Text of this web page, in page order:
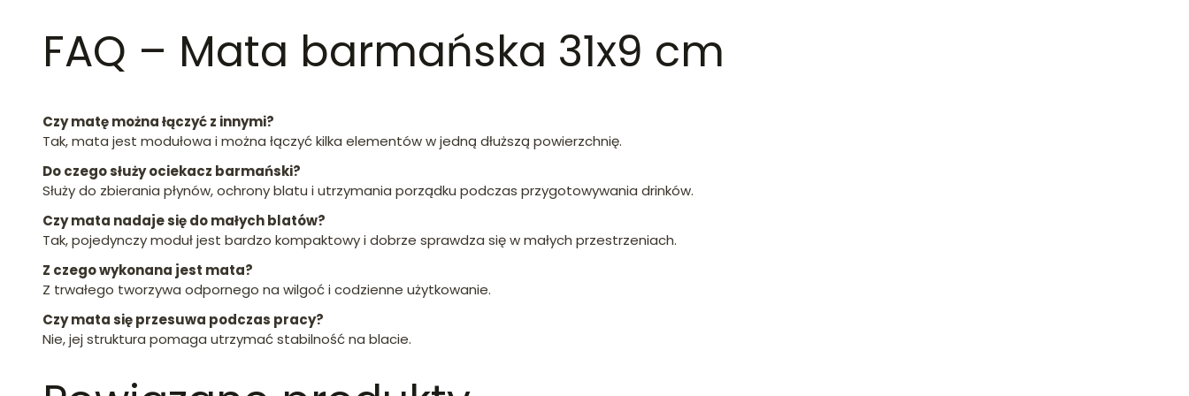
FAQ – Mata barmańska 31x9 cm
Czy matę można łączyć z innymi?
Tak, mata jest modułowa i można łączyć kilka elementów w jedną dłuższą powierzchnię.
Do czego służy ociekacz barmański?
Służy do zbierania płynów, ochrony blatu i utrzymania porządku podczas przygotowywania drinków.
Czy mata nadaje się do małych blatów?
Tak, pojedynczy moduł jest bardzo kompaktowy i dobrze sprawdza się w małych przestrzeniach.
Z czego wykonana jest mata?
Z trwałego tworzywa odpornego na wilgoć i codzienne użytkowanie.
Czy mata się przesuwa podczas pracy?
Nie, jej struktura pomaga utrzymać stabilność na blacie.